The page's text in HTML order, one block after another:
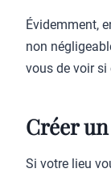
Évidemment,
non
vous de voir si
Créer
Si votre lieu